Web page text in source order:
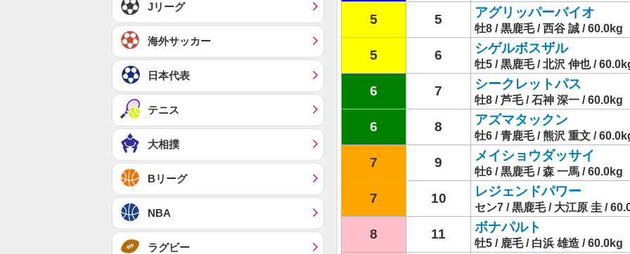
5 5 アグリッパーバイオ
牡8 / 黒鹿毛 / 西谷 誠 / 60.0kg
5 6 シゲルボスザル
牡5 / 黒鹿毛 / 北沢 伸也 /
6 7 シークレットパス
牡8 / 芦毛 / 石神 深一 / 60.0kg
6 8 アズマタックン
牡6 / 青鹿毛 / 熊沢 重文 /
7 9 メイショウダッサイ
牡6 / 黒鹿毛 / 森 一馬 / 60.0kg
7 10 レジェンドパワー
セン7 / 黒鹿毛 / 大江原 圭 /
8 11 ボナパルト
牡5 / 鹿毛 / 白浜 雄造 / 60.0kg
Jリーグ
海外サッカー
日本代表
テニス
大相撲
Bリーグ
NBA
ラグビー